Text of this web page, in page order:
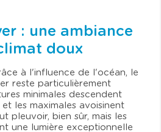
: une ambiance
doux
à l'influence de l'océan, le
reste particulièrement
minimales descendent
les maximales avoisinent
pleuvoir, bien sûr, mais les
une lumière exceptionnelle